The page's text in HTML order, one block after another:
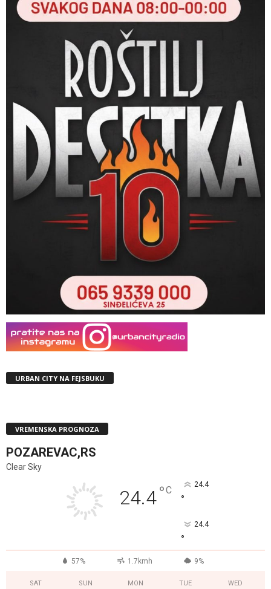
URBAN CITY NA FEJSBUKU
VREMENSKA PROGNOZA
POZAREVAC,RS
Clear Sky
24.4°C 24.4
°
24.4
°
57% 1.7kmh 9%
SAT SUN MON TUE WED